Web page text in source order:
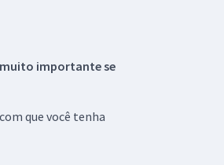
muito importante se
que você tenha